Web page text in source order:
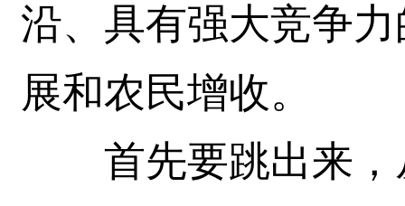
沿、具有强大竞争
展和农民增收。
首先要跳出来，